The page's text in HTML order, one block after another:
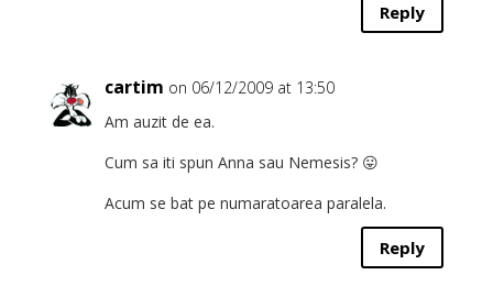
Reply
cartim on 06/12/2009 at 13:50
Am auzit de ea.
Cum sa iti spun Anna sau Nemesis? 😛
Acum se bat pe numaratoarea paralela.
Reply